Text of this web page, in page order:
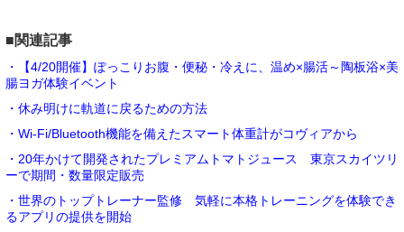
■関連記事
・【4/20開催】ぽっこりお腹・便秘・冷えに、温め×腸活～陶板浴×美
腸ヨガ体験イベント
・休み明けに軌道に戻るための方法
・Wi-Fi/Bluetooth機能を備えたスマート体重計がコヴィアから
・20年かけて開発されたプレミアムトマトジュース 東京スカイツリ
ーで期間・数量限定販売
・世界のトップトレーナー監修 気軽に本格トレーニングを体験でき
るアプリの提供を開始